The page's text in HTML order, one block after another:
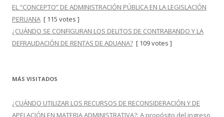
EL “CONCEPTO” DE ADMINISTRACIÓN PÚBLICA EN LA LEGISLACIÓN
PERUANA [ 115 votes ]
¿CUÁNDO SE CONFIGURAN LOS DELITOS DE CONTRABANDO Y LA
DEFRAUDACIÓN DE RENTAS DE ADUANA? [ 109 votes ]
MÁS VISITADOS
¿CUÁNDO UTILIZAR LOS RECURSOS DE RECONSIDERACIÓN Y DE
APELACIÓN EN MATERIA ADMINISTRATIVA?: A propósito del ingreso